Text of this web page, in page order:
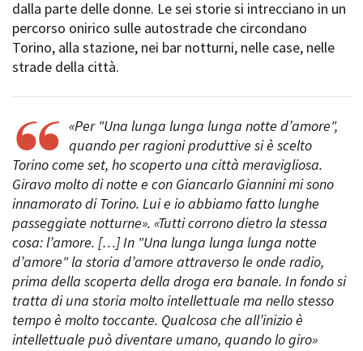
Short Film Fund
PRODUCTION GUIDE
Società di produzione
Attrici-Attori
Beginners
LOCATION GUIDE
FILM DATABASE
BOOK DATABASE
NEWS
CASTING
Torino Film Festival
David di Donatello
Nastri d’Argento
Location - Accedi al tuo
profilo
Location - Nuovo utente
Newsletter
Lavora con noi
Stage - Tirocini - Scuola e
Lavoro
Elenco Operatori Economici
per affidamento lavori in
economia
dalla parte delle donne. Le sei storie si intrecciano in un
percorso onirico sulle autostrade che circondano
Torino, alla stazione, nei bar notturni, nelle case, nelle
strade della città.
«Per "Una lunga lunga lunga notte d’amore",
quando per ragioni produttive si è scelto
Torino come set, ho scoperto una città meravigliosa.
Giravo molto di notte e con Giancarlo Giannini mi sono
innamorato di Torino. Lui e io abbiamo fatto lunghe
passeggiate notturne». «Tutti corrono dietro la stessa
cosa: l’amore. […] In "Una lunga lunga lunga notte
d’amore" la storia d’amore attraverso le onde radio,
prima della scoperta della droga era banale. In fondo si
tratta di una storia molto intellettuale ma nello stesso
tempo è molto toccante. Qualcosa che all’inizio è
intellettuale può diventare umano, quando lo giro»